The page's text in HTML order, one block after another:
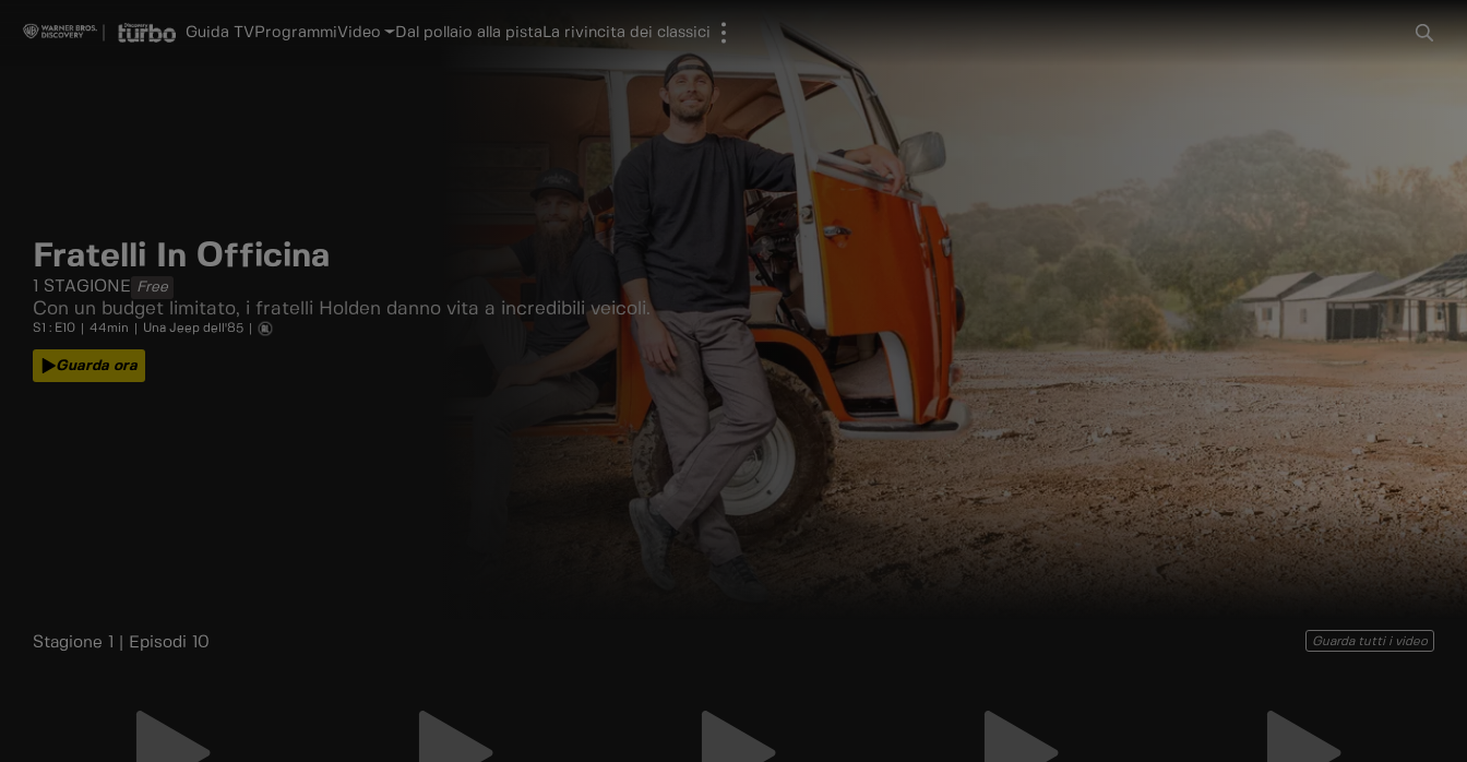
Guida TV ProgrammiVideo Dal pollaio alla pista La rivincita dei classici
Fratelli In Officina
STAGIONE Free
Con un budget limitato, i fratelli Holden danno vita a incredibili veicoli.
S1 : E10 44min Una Jeep dell'85
Guarda ora
Stagione 1 | Episodi 10 Guarda tutti i video